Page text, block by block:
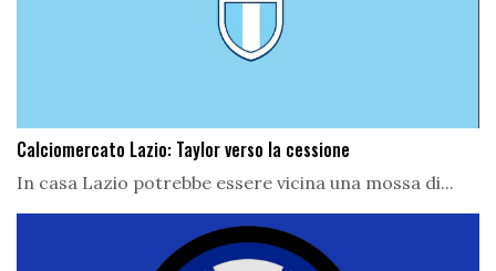
Calciomercato Lazio: Taylor verso la cessione
In casa Lazio potrebbe essere vicina una mossa di...